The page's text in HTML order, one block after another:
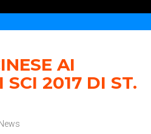
AI
2017 DI ST.
News